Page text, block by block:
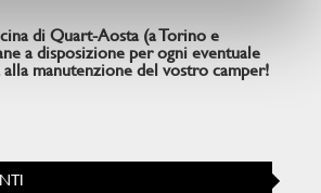
di Quart-Aosta (a Torino e
a disposizione per ogni eventuale
manutenzione del vostro camper!